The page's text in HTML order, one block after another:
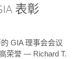
表彰
GIA 理事会会议
荣誉 — Richard T.